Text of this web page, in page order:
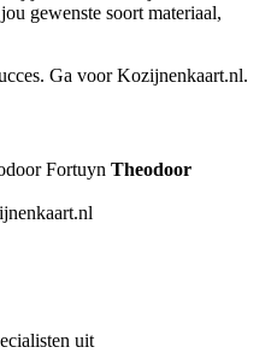
gewenste soort materiaal,
Ga voor Kozijnenkaart.nl.
Theodoor
uit